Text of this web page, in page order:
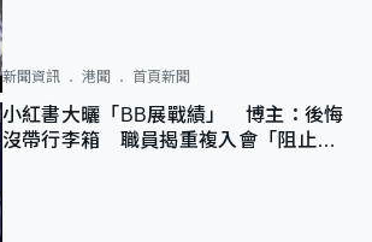
新聞資訊 港聞 首頁新聞
小紅書大曬「BB展戰績」 博主：後悔
沒帶行李箱 職員揭重複入會「阻止唔